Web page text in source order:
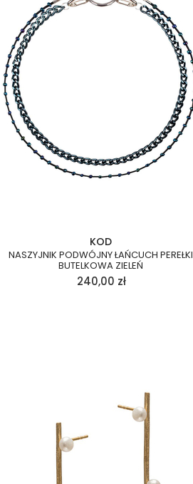
KOD
NASZYJNIK PODWÓJNY ŁAŃCUCH PEREŁKI
BUTELKOWA ZIELEŃ
240,00 zł